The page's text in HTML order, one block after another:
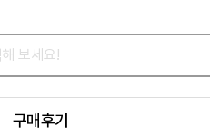
구매후기